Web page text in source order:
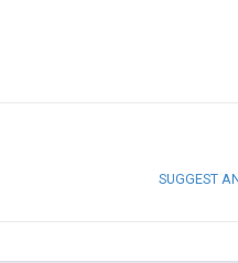
SUGGEST